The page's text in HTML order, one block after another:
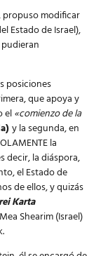
propuso modificar
Estado de Israel),
pudieran
posiciones
que apoya y
el«comienzo de la
y la segunda, en
la
decir, la diáspora,
el Estado de
de ellos, y quizás
Karta
Shearim (Israel)